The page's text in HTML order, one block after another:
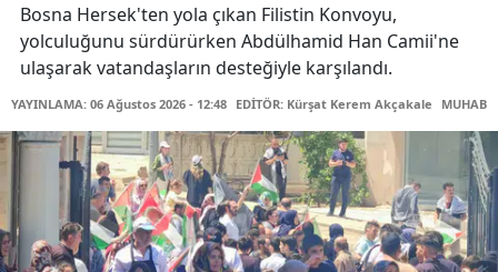
Bosna Hersek'ten yola çıkan Filistin Konvoyu,
yolculuğunu sürdürürken Abdülhamid Han Camii'ne
ulaşarak vatandaşların desteğiyle karşılandı.
YAYINLAMA: 06 Ağustos 2026 - 12:48 EDİTÖR: Kürşat Kerem Akçakale